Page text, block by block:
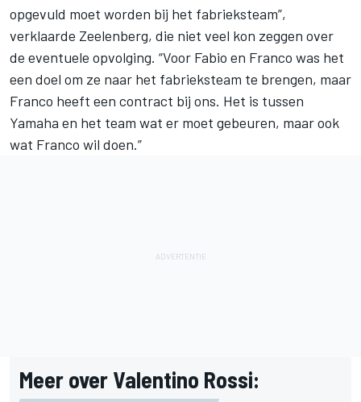
opgevuld moet worden bij het fabrieksteam”,
verklaarde Zeelenberg, die niet veel kon zeggen over
de eventuele opvolging. “Voor Fabio en Franco was het
een doel om ze naar het fabrieksteam te brengen, maar
Franco heeft een contract bij ons. Het is tussen
Yamaha en het team wat er moet gebeuren, maar ook
wat Franco wil doen.”
Meer over Valentino Rossi: